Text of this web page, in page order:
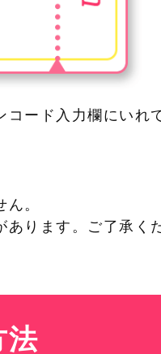
ード入力欄にいれ
。
ります。ご了承く
法